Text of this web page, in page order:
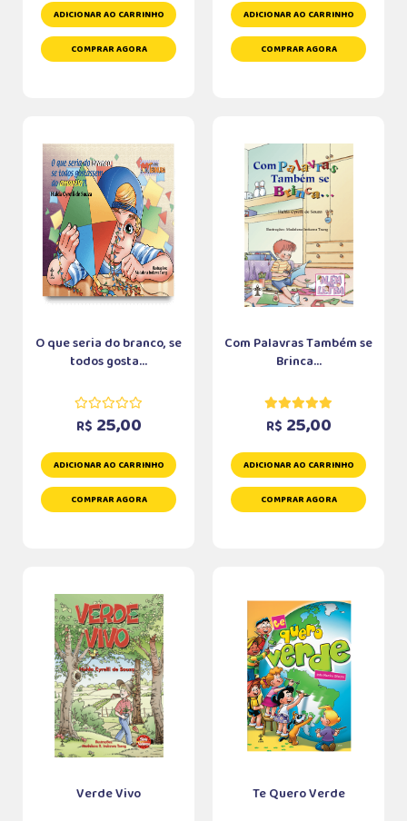
ADICIONAR AO CARRINHO
COMPRAR AGORA
ADICIONAR AO CARRINHO
COMPRAR AGORA
O que seria do branco, se
todos gosta...
R$ 25,00
ADICIONAR AO CARRINHO
COMPRAR AGORA
Com Palavras Também se
Brinca...
R$ 25,00
ADICIONAR AO CARRINHO
COMPRAR AGORA
Verde Vivo Te Quero Verde